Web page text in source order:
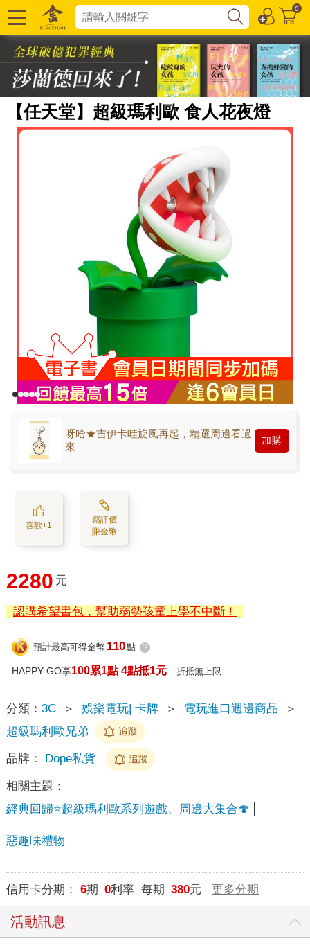
0
【任天堂】超級瑪利歐 食人花夜燈
呀哈★吉伊卡哇旋風再起，精選周邊看過
來
加購
喜歡+1
寫評價
賺金幣
2280 元
認購希望書包，幫助弱勢孩童上學不中斷！
預計最高可得金幣 110點 ?
HAPPY GO享100累1點 4點抵1元 折抵無上限
分類： 3C ＞ 娛樂電玩| 卡牌 ＞ 電玩進口週邊商品
＞
超級瑪利歐兄弟
追蹤
品牌： Dope私貨 追蹤
相關主題：
經典回歸⭐超級瑪利歐系列遊戲、周邊大集合🍄
惡趣味禮物
信用卡分期： 6期 0利率 每期 380元 更多分期
活動訊息